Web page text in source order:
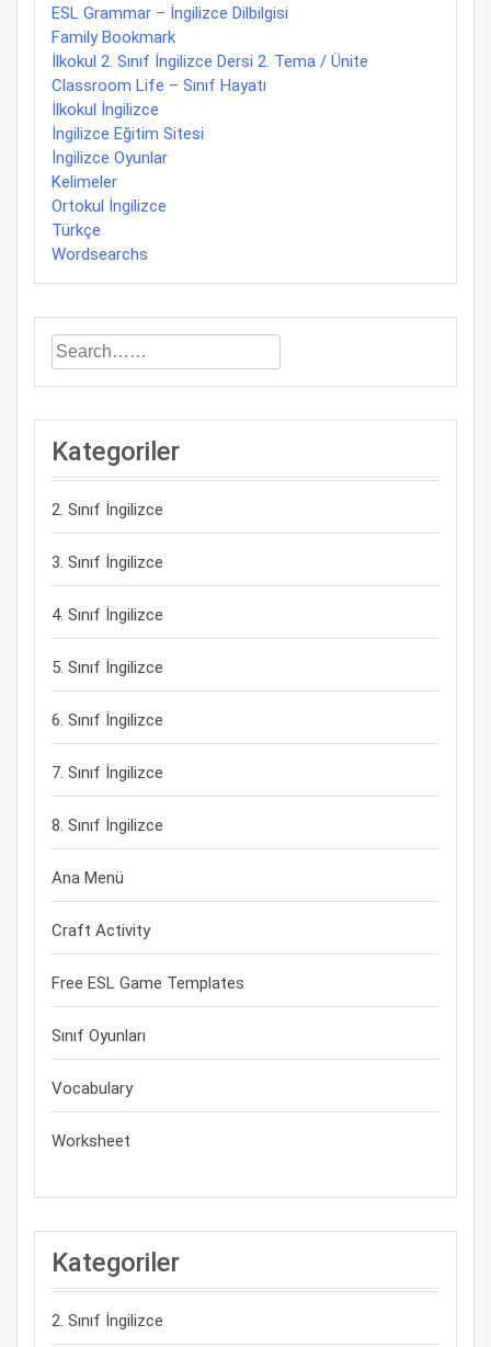
ESL Grammar – İngilizce Dilbilgisi
Family Bookmark
İlkokul 2. Sınıf İngilizce Dersi 2. Tema / Ünite
Classroom Life – Sınıf Hayatı
İlkokul İngilizce
İngilizce Eğitim Sitesi
İngilizce Oyunlar
Kelimeler
Ortokul İngilizce
Türkçe
Wordsearchs
Kategoriler
2. Sınıf İngilizce
3. Sınıf İngilizce
4. Sınıf İngilizce
5. Sınıf İngilizce
6. Sınıf İngilizce
7. Sınıf İngilizce
8. Sınıf İngilizce
Ana Menü
Craft Activity
Free ESL Game Templates
Sınıf Oyunları
Vocabulary
Worksheet
Kategoriler
2. Sınıf İngilizce